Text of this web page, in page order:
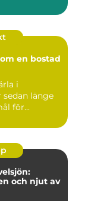
en bostad
i
sedan länge
för...
och njut av